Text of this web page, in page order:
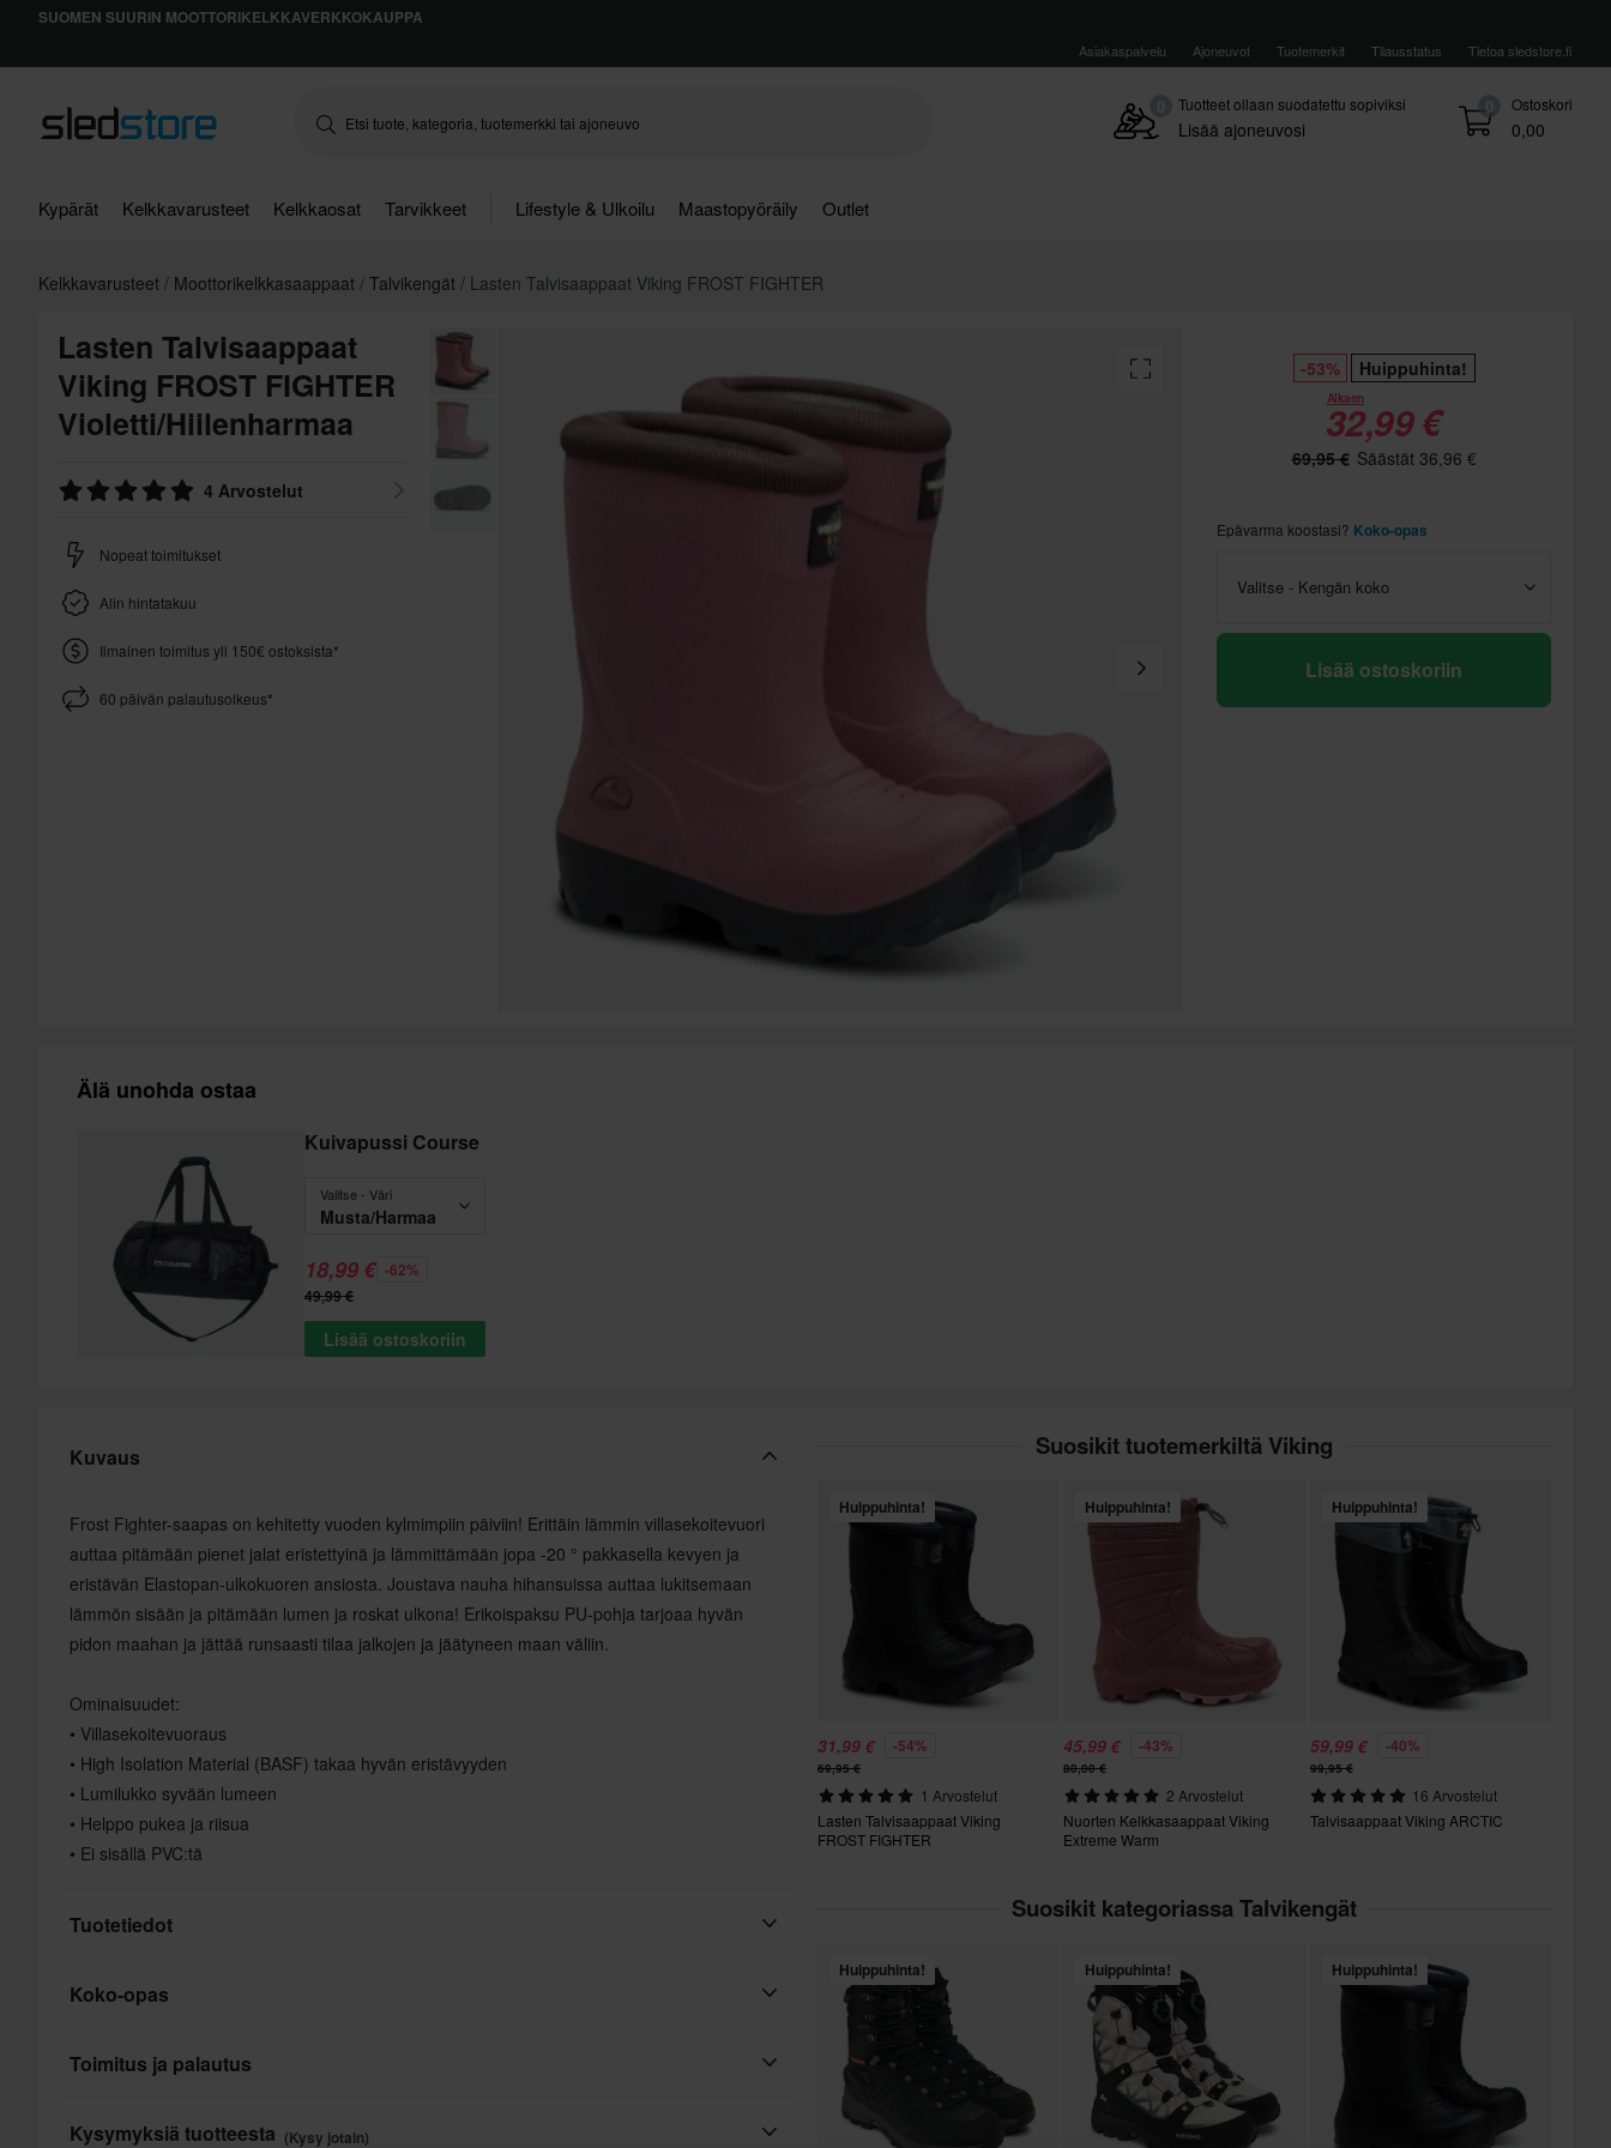
SUOMEN SUURIN MOOTTORIKELKKAVERKKOKAUPPA
Asiakaspalvelu Ajoneuvot Tuotemerkit Tilausstatus Tietoa sledstore.fi
0 Ostoskori
0,00
Tuotteet ollaan suodatettu sopiviksi
Lisää ajoneuvosi
Kypärät Kelkkavarusteet Kelkkaosat Tarvikkeet Lifestyle & Ulkoilu Maastopyöräily Outlet
Kelkkavarusteet Moottorikelkkasaappaat Talvikengät Lasten Talvisaappaat Viking FROST FIGHTER
Lasten Talvisaappaat
Viking FROST FIGHTER
Violetti/Hiilenharmaa
4 Arvostelut
Nopeat toimitukset
Alin hintatakuu
Ilmainen toimitus yli 150€ ostoksista*
60 päivän palautusoikeus*
-53% Huippuhinta!
Alkaen
32,99 €
69,95 € Säästät 36,96 €
Epävarma koostasi? Koko-opas
Valitse - Kengän koko
Lisää ostoskoriin
Älä unohda ostaa
Kuivapussi Course
Valitse - Väri
Musta/Harmaa
18,99 € -62%
49,99 €
Lisää ostoskoriin
Kuvaus
Frost Fighter-saapas on kehitetty vuoden kylmimpiin päiviin! Erittäin lämmin villasekoitevuori
auttaa pitämään pienet jalat eristettyinä ja lämmittämään jopa -20 ° pakkasella kevyen ja
eristävän Elastopan-ulkokuoren ansiosta. Joustava nauha hihansuissa auttaa lukitsemaan
lämmön sisään ja pitämään lumen ja roskat ulkona! Erikoispaksu PU-pohja tarjoaa hyvän
pidon maahan ja jättää runsaasti tilaa jalkojen ja jäätyneen maan väliin.
Ominaisuudet:
• Villasekoitevuoraus
• High Isolation Material (BASF) takaa hyvän eristävyyden
• Lumilukko syvään lumeen
• Helppo pukea ja riisua
• Ei sisällä PVC:tä
Tuotetiedot
Merkki
Tuotteen käyttäjä Lasten
Koko-opas
Toimitus ja palautus
Nopeat toimitukset
Kysymyksiä tuotteesta (Kysy jotain)
Suosikit tuotemerkiltä Viking
Huippuhinta!
31,99 € -54%
69,95 €
1 Arvostelut
Lasten Talvisaappaat Viking
FROST FIGHTER
Huippuhinta!
45,99 € -43%
80,00 €
2 Arvostelut
Nuorten Kelkkasaappaat Viking
Extreme Warm
Huippuhinta!
59,99 € -40%
99,95 €
16 Arvostelut
Talvisaappaat Viking ARCTIC
Suosikit kategoriassa Talvikengät
Huippuhinta! Huippuhinta! Huippuhinta!